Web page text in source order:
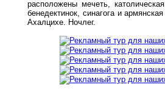
расположены мечеть,
бенедектинок, синагога и
Ахалцихе. Ночлег.